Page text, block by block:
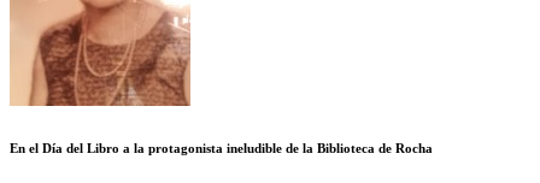
En el Día del Libro a la protagonista ineludible de la Biblioteca de Rocha